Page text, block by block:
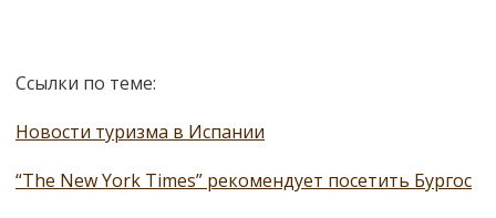
Ссылки по теме:
Новости туризма в Испании
“The New York Times” рекомендует посетить Бургос